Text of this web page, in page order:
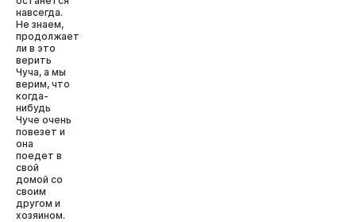
навсегда.
Не знаем,
продолжает
ли в это
верить
Чуча, а мы
верим, что
когда-
нибудь
Чуче очень
повезет и
она
поедет в
свой
домой со
своим
другом и
хозяином.